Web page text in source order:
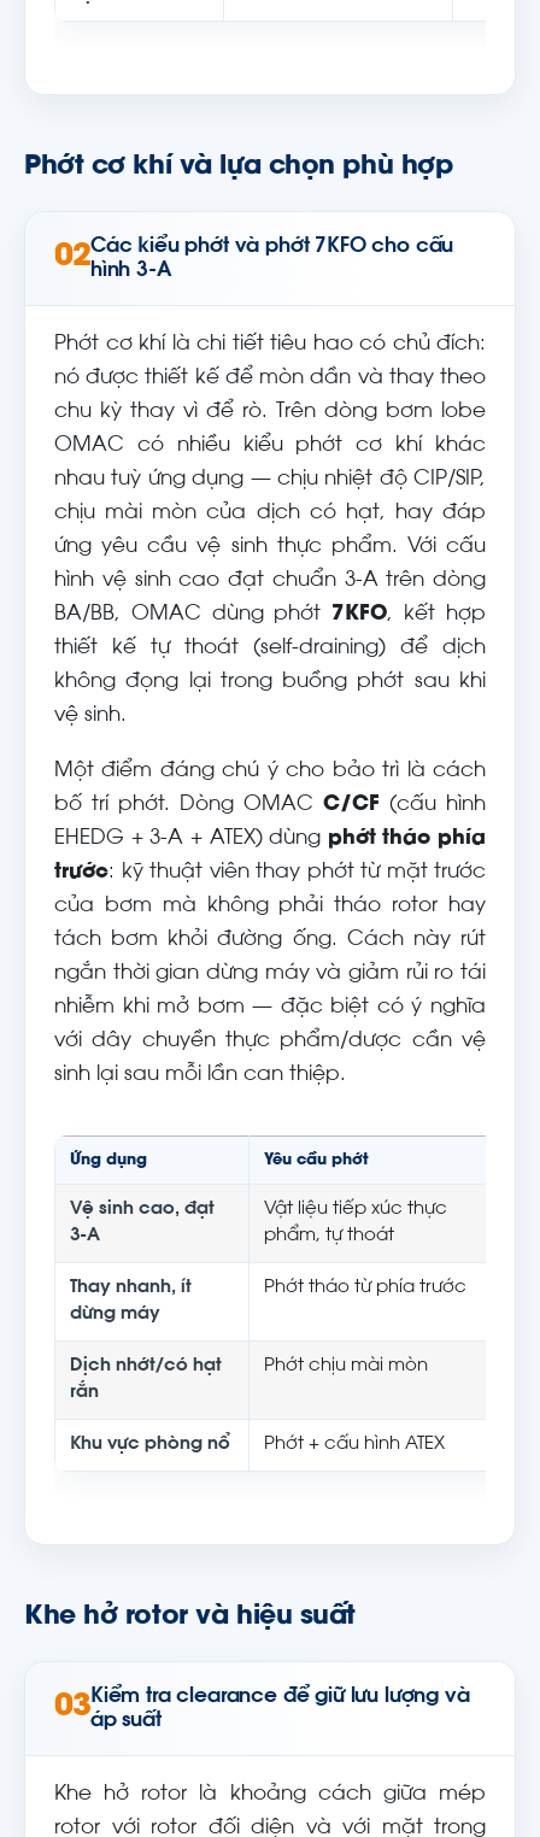
Phớt cơ khí và lựa chọn phù hợp
02Các kiểu phớt và phớt 7KFO cho cấu
hình 3-A
Phớt cơ khí là chi tiết tiêu hao có chủ đích:
nó được thiết kế để mòn dần và thay theo
chu kỳ thay vì để rò. Trên dòng bơm lobe
OMAC có nhiều kiểu phớt cơ khí khác
nhau tuỳ ứng dụng — chịu nhiệt độ CIP/SIP,
chịu mài mòn của dịch có hạt, hay đáp
ứng yêu cầu vệ sinh thực phẩm. Với cấu
hình vệ sinh cao đạt chuẩn 3-A trên dòng
BA/BB, OMAC dùng phớt 7KFO, kết hợp
thiết kế tự thoát (self-draining) để dịch
không đọng lại trong buồng phớt sau khi
vệ sinh.
Một điểm đáng chú ý cho bảo trì là cách
bố trí phớt. Dòng OMAC C/CF (cấu hình
EHEDG + 3-A + ATEX) dùng phớt tháo phía
trước: kỹ thuật viên thay phớt từ mặt trước
của bơm mà không phải tháo rotor hay
tách bơm khỏi đường ống. Cách này rút
ngắn thời gian dừng máy và giảm rủi ro tái
nhiễm khi mở bơm — đặc biệt có ý nghĩa
với dây chuyền thực phẩm/dược cần vệ
sinh lại sau mỗi lần can thiệp.
Ứng dụng Yêu cầu phớt
Vệ sinh cao, đạt
3-A
Vật liệu tiếp xúc thực
phẩm, tự thoát
Thay nhanh, ít
dừng máy
Phớt tháo từ phía trước
Dịch nhớt/có hạt
rắn
Phớt chịu mài mòn
Khu vực phòng nổ Phớt + cấu hình ATEX
Khe hở rotor và hiệu suất
03Kiểm tra clearance để giữ lưu lượng và
áp suất
Khe hở rotor là khoảng cách giữa mép
rotor với rotor đối diện và với mặt trong